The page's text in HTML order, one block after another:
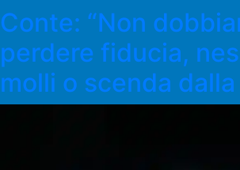
Conte: “Non
perdere fiducia,
molli o scenda dalla